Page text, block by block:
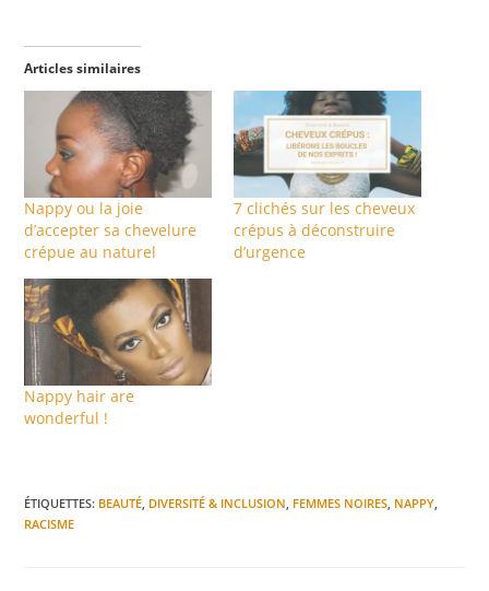
Articles similaires
Nappy ou la joie
d’accepter sa chevelure
crépue au naturel
7 clichés sur les cheveux
crépus à déconstruire
d’urgence
Nappy hair are
wonderful !
ÉTIQUETTES: BEAUTÉ, DIVERSITÉ & INCLUSION, FEMMES NOIRES, NAPPY,
RACISME